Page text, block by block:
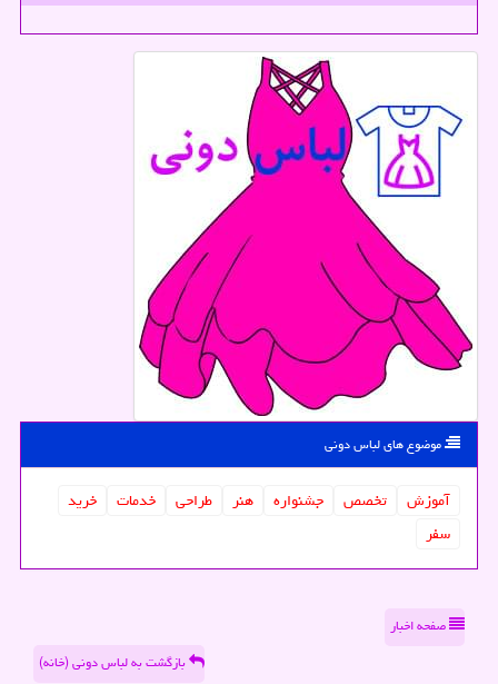
موضوع های لباس دونی
آموزش تخصص جشنواره هنر طراحی خدمات
خرید
سفر
صفحه اخبار
بازگشت به لباس دونی (خانه)